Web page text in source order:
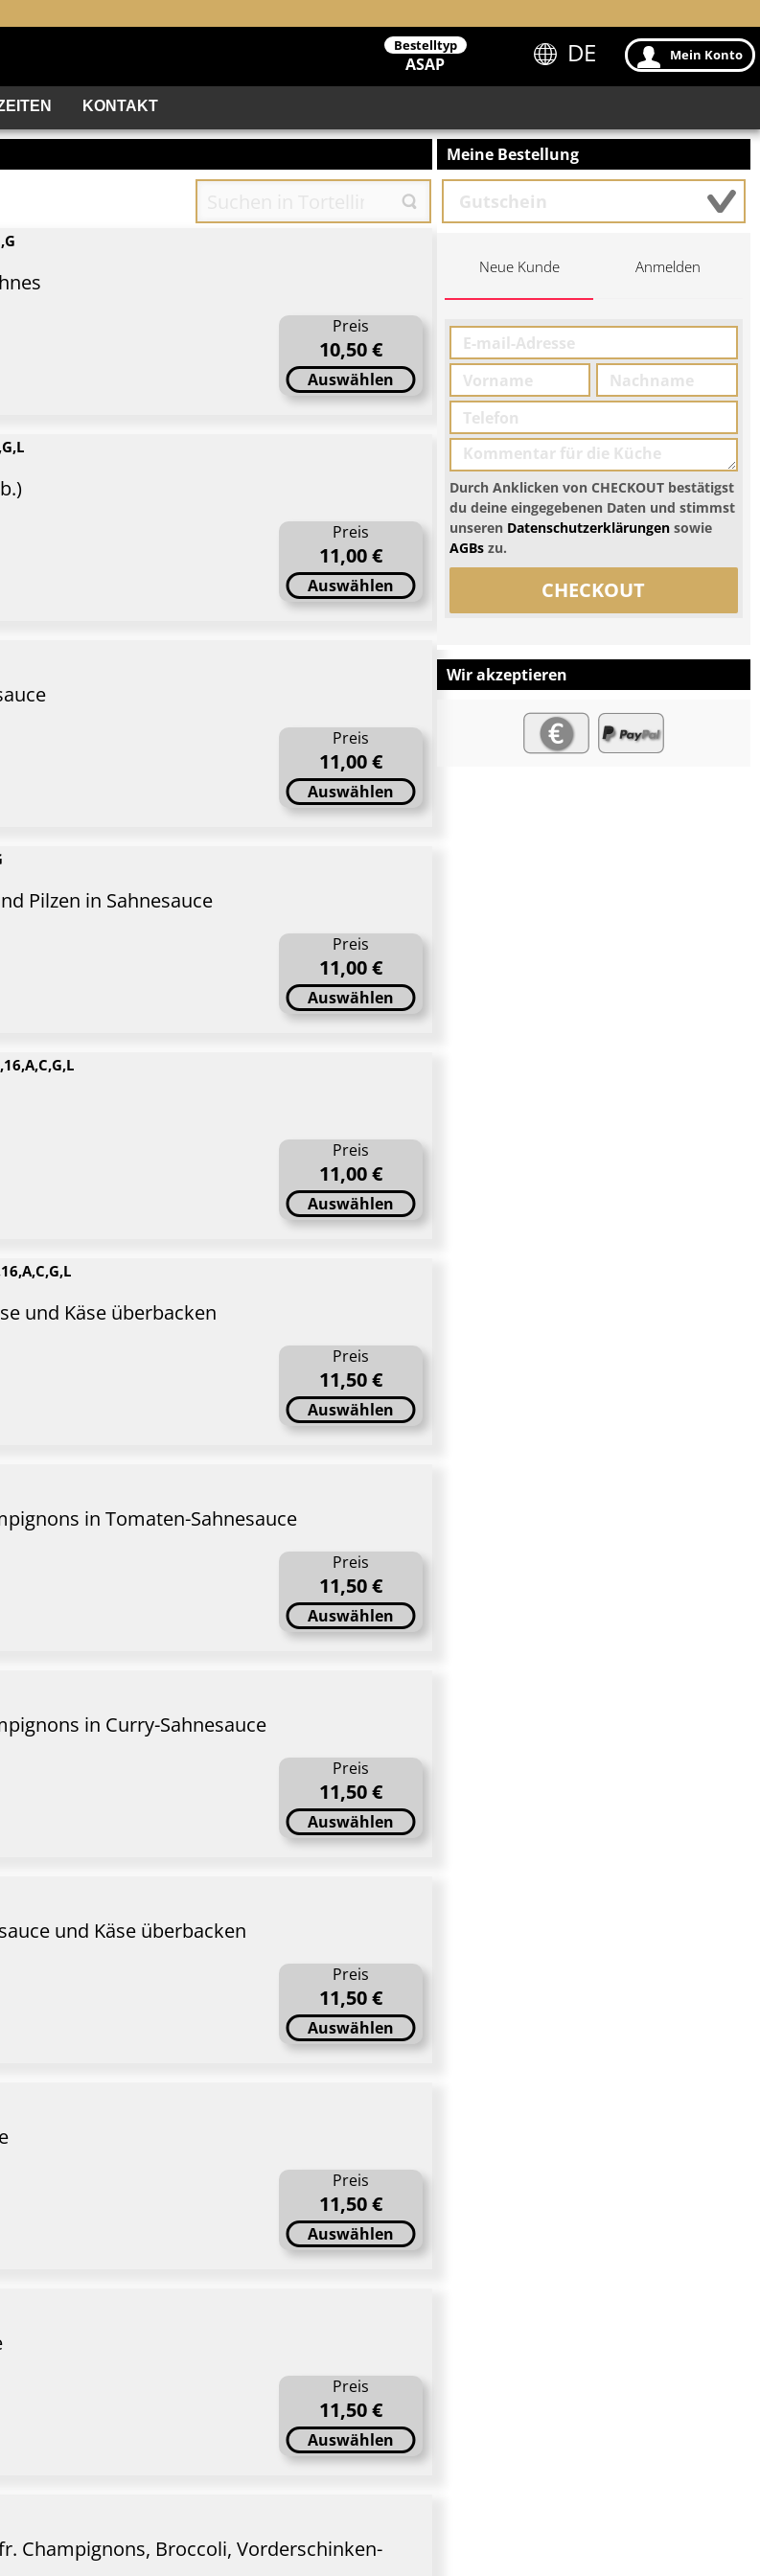
Mein Konto
DE
Bestelltyp
ASAP
KONTAKT
Preis
10,50 €
Auswählen
Preis
11,00 €
Auswählen
Preis
11,00 €
Auswählen
Pilzen in Sahnesauce
Preis
11,00 €
Auswählen
Preis
11,00 €
Auswählen
und Käse überbacken
Preis
11,50 €
Auswählen
in Tomaten-Sahnesauce
Preis
11,50 €
Auswählen
in Curry-Sahnesauce
Preis
11,50 €
Auswählen
und Käse überbacken
Preis
11,50 €
Auswählen
Preis
11,50 €
Auswählen
Preis
11,50 €
Auswählen
Champignons, Broccoli, Vorderschinken-
Meine Bestellung
Neue Kunde
Durch Anklicken von CHECKOUT bestätigst
du deine eingegebenen Daten und stimmst
unseren Datenschutzerklärungensowie
AGBszu.
CHECKOUT
Anmelden
Wir akzeptieren